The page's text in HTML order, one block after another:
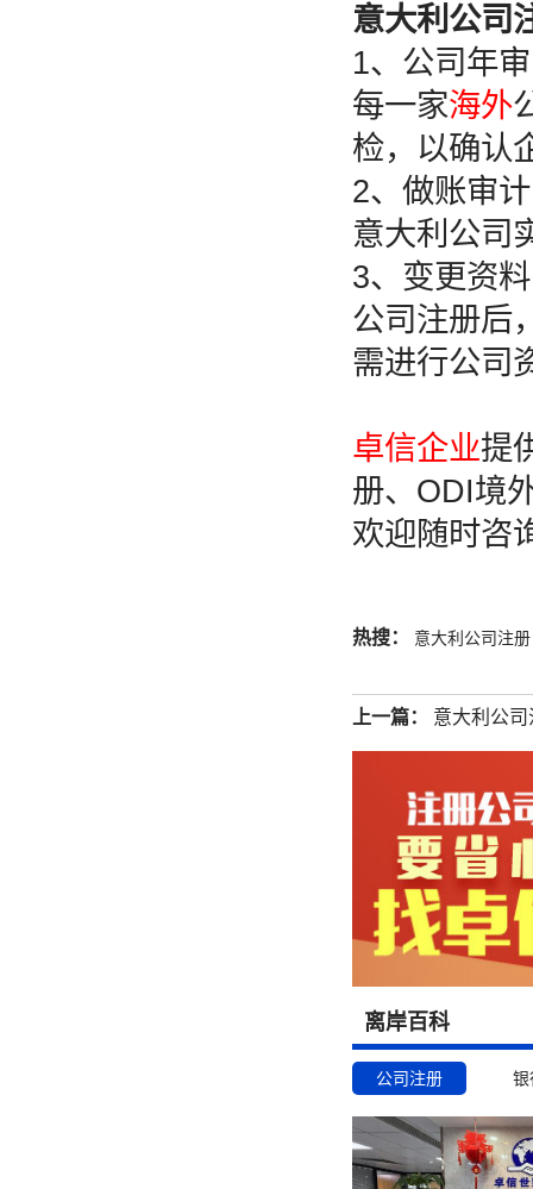
意大利公司
1、公司年
每一家海外
检，以确认
2、做账审
意大利公司
3、变更资
公司注册后
需进行公司
卓信企业提
册、ODI境
欢迎随时咨
热搜： 意大利公司注册
上一篇： 意大利公
离岸百科
公司注册 银